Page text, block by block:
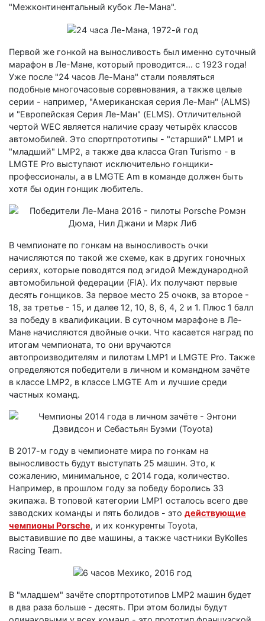
"Межконтинентальный кубок Ле-Мана".
Первой же гонкой на выносливость был именно суточный
марафон в Ле-Мане, который проводится... с 1923 года!
Уже после "24 часов Ле-Мана" стали появляться
подобные многочасовые соревнования, а также целые
серии - например, "Американская серия Ле-Ман" (ALMS)
и "Европейская Серия Ле-Ман" (ELMS). Отличительной
чертой WEC является наличие сразу четырёх классов
автомобилей. Это спортпрототипы - "старший" LMP1 и
"младший" LMP2, а также два класса Gran Turismo - в
LMGTE Pro выступают исключительно гонщики-
профессионалы, а в LMGTE Am в команде должен быть
хотя бы один гонщик любитель.
В чемпионате по гонкам на выносливость очки
начисляются по такой же схеме, как в других гоночных
сериях, которые поводятся под эгидой Международной
автомобильной федерации (FIA). Их получают первые
десять гонщиков. За первое место 25 очокв, за второе -
18, за третье - 15, и далее 12, 10, 8, 6, 4, 2 и 1. Плюс 1 балл
за победу в квалификации. В суточном марафоне в Ле-
Мане начисляются двойные очки. Что касается наград по
итогам чемпионата, то они вручаются
автопроизводителям и пилотам LMP1 и LMGTE Pro. Также
определяются победители в личном и командном зачёте
в классе LMP2, в классе LMGTE Am и лучшие среди
частных команд.
В 2017-м году в чемпионате мира по гонкам на
выносливость будут выступать 25 машин. Это, к
сожалению, минимальное, с 2014 года, количество.
Например, в прошлом году за победу боролись 33
экипажа. В топовой категории LMP1 осталось всего две
заводских команды и пять болидов - это действующие
чемпионы Porsche, и их конкуренты Toyota,
выставившие по две машины, а также частники ByKolles
Racing Team.
В "младшем" зачёте спортпрототипов LMP2 машин будет
в два раза больше - десять. При этом болиды будут